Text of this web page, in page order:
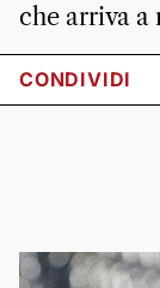
che arriva a
CONDIVIDI